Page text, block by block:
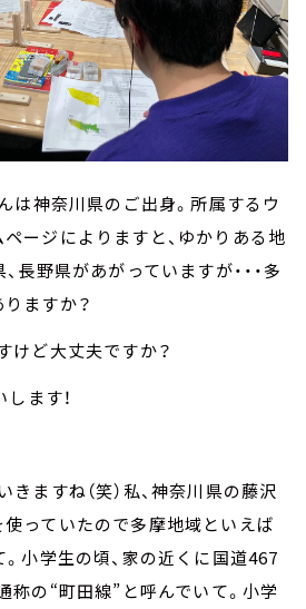
んは神奈川県のご出身。所属するウ
ージによりますと、ゆかりある地
長野県があがっていますが・・・多
ますか？
けど大丈夫ですか？
します！
きますね（笑）私、神奈川県の藤沢
っていたので多摩地域といえば
。小学生の頃、家の近くに国道467
称の“町田線”と呼んでいて。小学